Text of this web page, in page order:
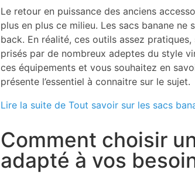
Le retour en puissance des anciens
plus en plus ce milieu. Les sacs banane
back. En réalité, ces outils assez
prisés par de nombreux adeptes du style
ces équipements et vous souhaitez en
présente l’essentiel à connaitre sur le sujet.
Lire la suite de Tout savoir sur les sacs
Comment choisir
adapté à vos